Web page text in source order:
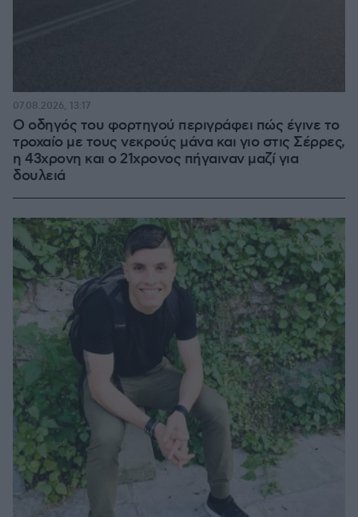
Ο οδηγός του φορτηγού περιγράφει πώς έγινε το
τροχαίο με τους νεκρούς μάνα και γιο στις Σέρρες,
η 43χρονη και ο 21χρονος πήγαιναν μαζί για
δουλειά
07.08.2026, 13:17